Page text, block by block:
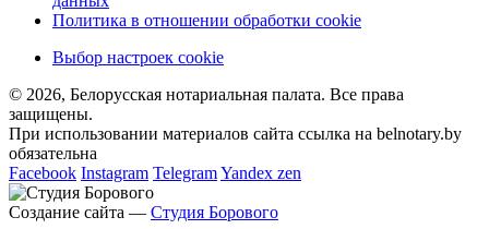
Политика в отношении обработки cookie
Выбор настроек cookie
© 2026, Белорусская нотариальная палата. Все права
защищены.
При использовании материалов сайта ссылка на belnotary.by
обязательна
Facebook Instagram TelegramYandex zen
Создание сайта — Студия Борового